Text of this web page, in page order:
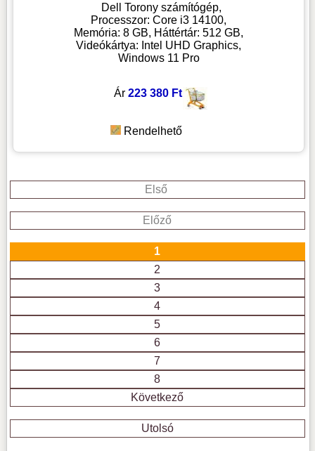
Dell Torony számítógép,
Processzor: Core i3 14100,
Memória: 8 GB, Háttértár: 512 GB,
Videókártya: Intel UHD Graphics,
Windows 11 Pro
Ár 223 380 Ft
Rendelhető
Első
Előző
1
2
3
4
5
6
7
8
Következő
Utolsó